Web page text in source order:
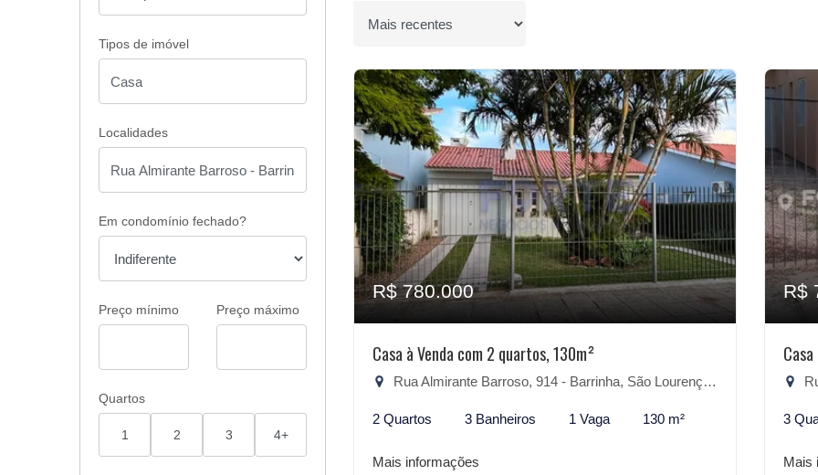
Tipos de imóvel
Localidades
Em condomínio fechado?
Preço mínimo Preço máximo
Quartos
1 2 3 4+
Ordenar por
R$ 780.000
Casa à Venda com 2 quartos, 130m²
Rua Almirante Barroso, 914 - Barrinha, São Lourenço do Sul-RS
2 Quartos 3 Banheiros 1 Vaga 130 m²
Mais informações
R$
3
Mais